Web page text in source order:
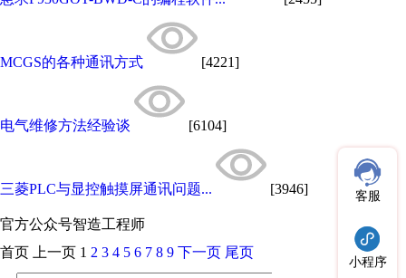
MCGS的各种通讯方式 [4221]
电气维修方法经验谈 [6104]
三菱PLC与显控触摸屏通讯问题... [3946]
官方公众号智造工程师
客服
小程序
首页 上一页 1 2 3 4 5 6 7 8 9 下一页 尾页